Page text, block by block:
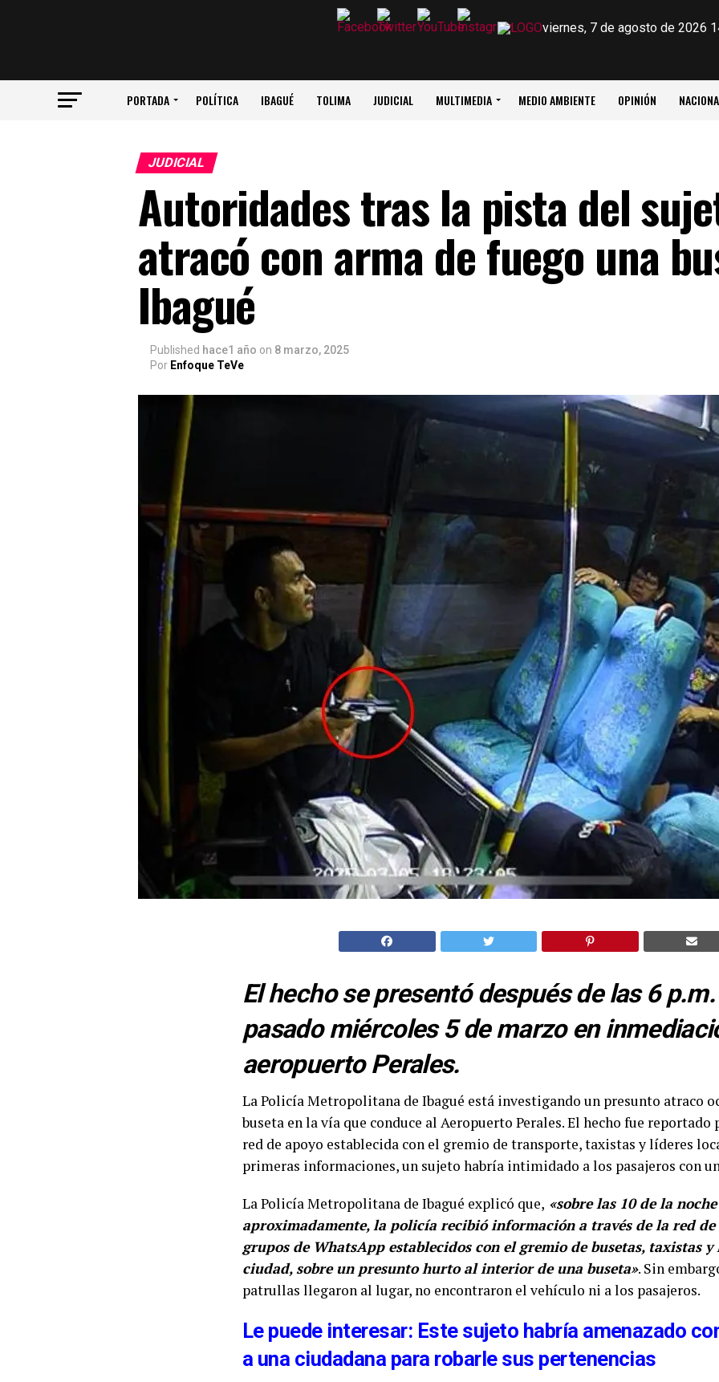
viernes, 7 de agosto de 2026
PORTADA POLÍTICA IBAGUÉ TOLIMA JUDICIAL MULTIMEDIA MEDIO AMBIENTE OPINIÓN
JUDICIAL
Autoridades tras la pista del
atracó con arma de fuego una
Ibagué
Published hace1 año on 8 marzo, 2025
Por Enfoque TeVe
El hecho se presentó después de las 6
pasado miércoles 5 de marzo en
aeropuerto Perales.
La Policía Metropolitana de Ibagué está investigando un presunto atraco
buseta en la vía que conduce al Aeropuerto Perales. El hecho fue reportado
red de apoyo establecida con el gremio de transporte, taxistas y líderes
primeras informaciones, un sujeto habría intimidado a los pasajeros con
La Policía Metropolitana de Ibagué explicó que, «sobre las 10 de la noche
aproximadamente, la policía recibió información a través de la red de
grupos de WhatsApp establecidos con el gremio de busetas, taxistas
ciudad, sobre un presunto hurto al interior de una buseta». Sin
patrullas llegaron al lugar, no encontraron el vehículo ni a los pasajeros.
Le puede interesar: Este sujeto habría amenazado
a una ciudadana para robarle sus pertenencias